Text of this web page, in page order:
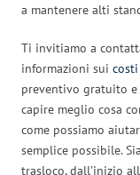
a mantenere alti
Ti invitiamo a
informazioni sui costi
preventivo gratuito
capire meglio cosa
come possiamo
semplice possibile.
trasloco, dall’inizio